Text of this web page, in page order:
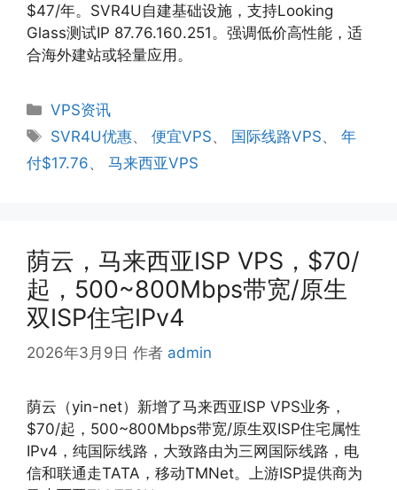
$47/年。SVR4U自建基础设施，支持Looking
Glass测试IP 87.76.160.251。强调低价高性能，适
合海外建站或轻量应用。
分
类
VPS资讯
标
签
SVR4U优惠、便宜VPS、 国际线路VPS、年
付$17.76、 马来西亚VPS
荫云，马来西亚ISP VPS，$70/
起，500~800Mbps带宽/原生
双ISP住宅IPv4
2026年3月9日 作者 admin
荫云（yin-net）新增了马来西亚ISP VPS业务，
$70/起，500~800Mbps带宽/原生双ISP住宅属性
IPv4，纯国际线路，大致路由为三网国际线路，电
信和联通走TATA，移动TMNet。上游ISP提供商为